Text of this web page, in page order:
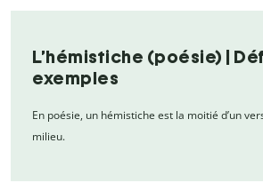
L’hémistiche (poésie) |
exemples
En poésie, un hémistiche est la moitié d’un
milieu.